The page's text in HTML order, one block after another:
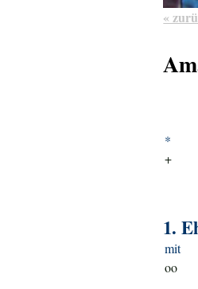
«
*
+
1.
mit
oo